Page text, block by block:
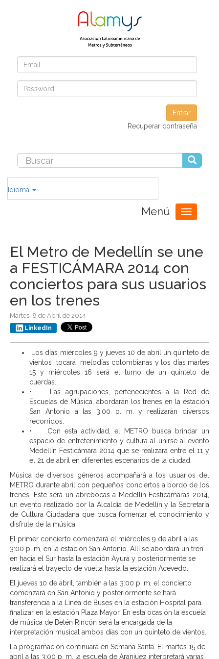
Entrar
Recuperar contraseña
Idioma
Menú
Toggle
navigation
El Metro de Medellín se une
a FESTICÁMARA 2014 con
conciertos para sus usuarios
en los trenes
Martes, 8 de Abril de 2014
LinkedIn
Los días miércoles 9 y jueves 10 de abril un quinteto de
vientos tocará melodías colombianas y los días martes
15 y miércoles 16 será el turno de un quinteto de
cuerdas.
• Las agrupaciones, pertenecientes a la Red de
Escuelas de Música, abordarán los trenes en la estación
San Antonio a las 3:00 p. m. y realizarán diversos
recorridos.
• Con esta actividad, el METRO busca brindar un
espacio de entretenimiento y cultura al unirse al evento
Medellín Festicámara 2014 que se realizará entre el 11 y
el 21 de abril en diferentes escenarios de la ciudad.
Música de diversos géneros acompañará a los usuarios del
METRO durante abril con pequeños conciertos a bordo de los
trenes. Este será un abrebocas a Medellín Festicámaras 2014,
un evento realizado por la Alcaldía de Medellín y la Secretaría
de Cultura Ciudadana que busca fomentar el conocimiento y
disfrute de la música.
El primer concierto comenzará el miércoles 9 de abril a las
3:00 p. m, en la estación San Antonio. Allí se abordará un tren
en hacia el Sur hasta la estación Ayurá y posteriormente se
realizará el trayecto de vuelta hasta la estación Acevedo.
El jueves 10 de abril, también a las 3:00 p. m, el concierto
comenzará en San Antonio y posteriormente se hará
transferencia a la Línea de Buses en la estación Hospital para
finalizar en la estación Plaza Mayor. En esta ocasión la escuela
de música de Belén Rincón será la encargada de la
interpretación musical ambos días con un quinteto de vientos.
La programación continuará en Semana Santa. El martes 15 de
abril a las 3:00 p. m, la escuela de Aranjuez interpretará varias